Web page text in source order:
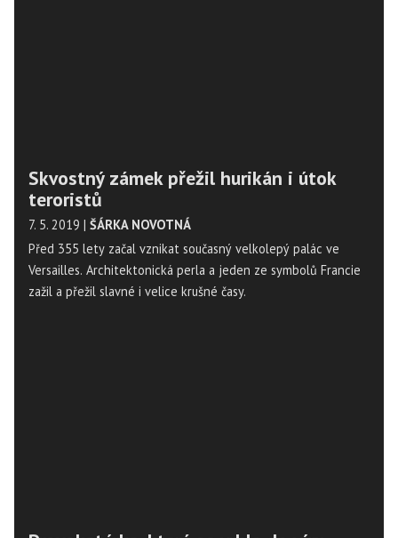
Skvostný zámek přežil hurikán i útok
teroristů
7. 5. 2019 | ŠÁRKA NOVOTNÁ
Před 355 lety začal vznikat současný velkolepý palác ve
Versailles. Architektonická perla a jeden ze symbolů Francie
zažil a přežil slavné i velice krušné časy.